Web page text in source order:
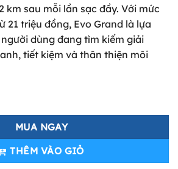
km sau mỗi lần sạc đầy. Với mức
21 triệu đồng, Evo Grand là lựa
dùng đang tìm kiếm giải
tiết kiệm và thân thiện môi
lượng
MUA NGAY
THÊM VÀO GIỎ